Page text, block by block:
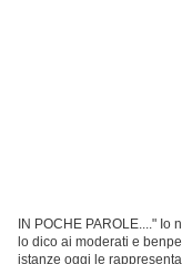
IN POCHE PAROLE...." Io
lo dico ai moderati e
istanze oggi le